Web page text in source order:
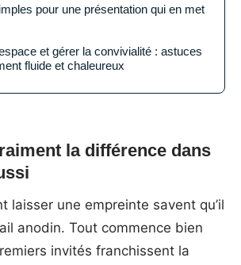
pour une présentation qui en met
et gérer la convivialité : astuces
fluide et chaleureux
la différence dans
laisser une empreinte savent qu’il
anodin. Tout commence bien
invités franchissent la